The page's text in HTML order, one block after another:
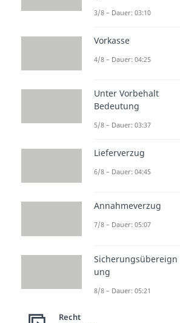
Das ist in §104 BGB
Rechtsgeschäfte
geschlossen, dann
unwirksam, also
B
eispiel 1:Ein
verkauft seinen PC
Gummibärchen. Das
ist unwirksam, da
geschäftsunfähig ist.
Beispiel 2: Der 6-
eine Zeitung am
nicht 7 Jahre alt ist,
geschäftsunfähig
Ausnahme:
Eine
geschäftsunfähige
Beispiel ein Getränk
3/8 – Dauer: 03:10
Vorkasse
4/8 – Dauer: 04:25
Unter Vorbehalt
Bedeutung
5/8 – Dauer: 03:37
Lieferverzug
6/8 – Dauer: 04:45
Annahmeverzug
7/8 – Dauer: 05:07
Sicherungsübereign
ung
8/8 – Dauer: 05:21
Recht